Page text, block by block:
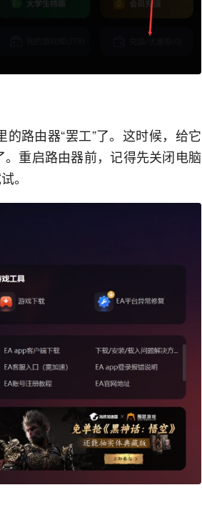
路由器“罢工”了。这时候，给它
重启路由器前，记得先关闭电脑
。